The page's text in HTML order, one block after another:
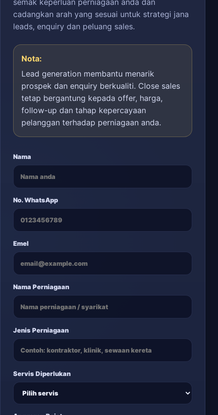
semak keperluan perniagaan anda dan
cadangkan arah yang sesuai untuk strategi jana
leads, enquiry dan peluang sales.
Nota:
Lead generation membantu menarik
prospek dan enquiry berkualiti. Close sales
tetap bergantung kepada offer, harga,
follow-up dan tahap kepercayaan
pelanggan terhadap perniagaan anda.
Nama
No. WhatsApp
Emel
Nama Perniagaan
Jenis Perniagaan
Servis Diperlukan